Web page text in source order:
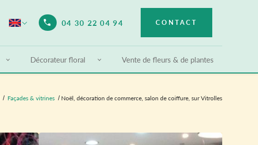
04 30 22 04 94 CONTACT
Décorateur floral Vente de fleurs & de plantes
Façades & vitrines Noël, décoration de commerce, salon de coiffure, sur Vitrolles